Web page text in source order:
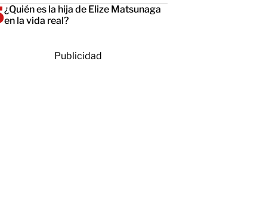
¿Quién es la hija de Elize Matsunaga
en la vida real?
Publicidad